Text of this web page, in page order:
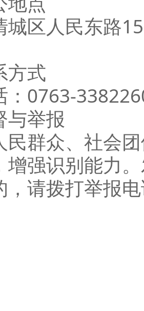
城区人民东路
方式
：0763-
与举报
民群众、社会
增强识别能力
，请拨打举报